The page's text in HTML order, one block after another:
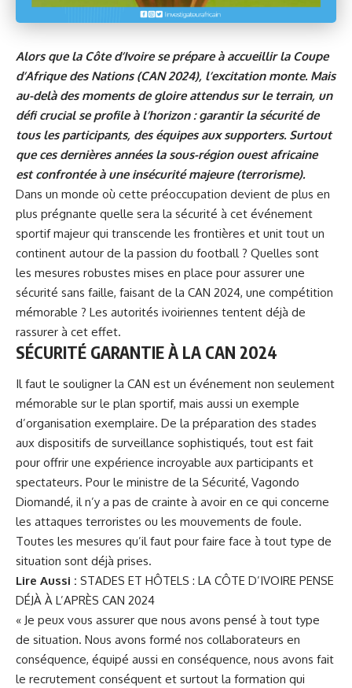
Alors que la Côte d’Ivoire se prépare à accueillir la Coupe
d’Afrique des Nations (CAN 2024), l’excitation monte. Mais
au-delà des moments de gloire attendus sur le terrain, un
défi crucial se profile à l’horizon : garantir la sécurité de
tous les participants, des équipes aux supporters. Surtout
que ces dernières années la sous-région ouest africaine
est confrontée à une insécurité majeure (terrorisme).
Dans un monde où cette préoccupation devient de plus en
plus prégnante quelle sera la sécurité à cet événement
sportif majeur qui transcende les frontières et unit tout un
continent autour de la passion du football ? Quelles sont
les mesures robustes mises en place pour assurer une
sécurité sans faille, faisant de la CAN 2024, une compétition
mémorable ? Les autorités ivoiriennes tentent déjà de
rassurer à cet effet.
SÉCURITÉ GARANTIE À LA CAN 2024
Il faut le souligner la CAN est un événement non seulement
mémorable sur le plan sportif, mais aussi un exemple
d’organisation exemplaire. De la préparation des stades
aux dispositifs de surveillance sophistiqués, tout est fait
pour offrir une expérience incroyable aux participants et
spectateurs. Pour le ministre de la Sécurité, Vagondo
Diomandé, il n’y a pas de crainte à avoir en ce qui concerne
les attaques terroristes ou les mouvements de foule.
Toutes les mesures qu’il faut pour faire face à tout type de
situation sont déjà prises.
Lire Aussi : STADES ET HÔTELS : LA CÔTE D’IVOIRE PENSE
DÉJÀ À L’APRÈS CAN 2024
« Je peux vous assurer que nous avons pensé à tout type
de situation. Nous avons formé nos collaborateurs en
conséquence, équipé aussi en conséquence, nous avons fait
le recrutement conséquent et surtout la formation qui